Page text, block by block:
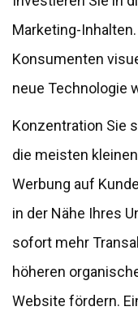
Marketing-
Konsumenten
neue Technologie
Konzentration Sie
die meisten
Werbung auf
in der Nähe Ihres
sofort mehr
höheren
Website fördern.